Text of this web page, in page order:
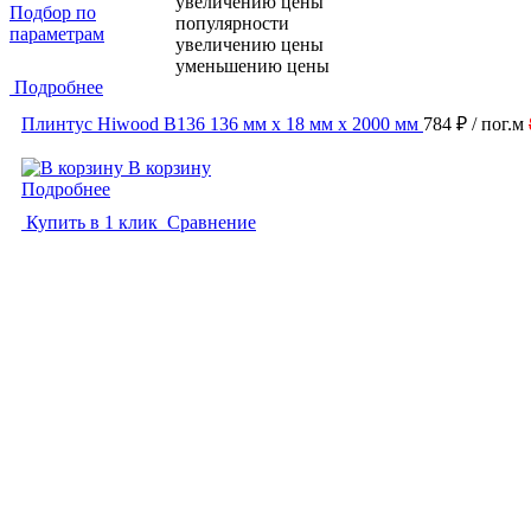
Подбор по
параметрам
популярности
увеличению цены
уменьшению цены
Подробнее
Плинтус Hiwood B136 136 мм х 18 мм х 2000 мм 784 ₽ / пог.м
В корзину
Подробнее
Купить в 1 клик Сравнение